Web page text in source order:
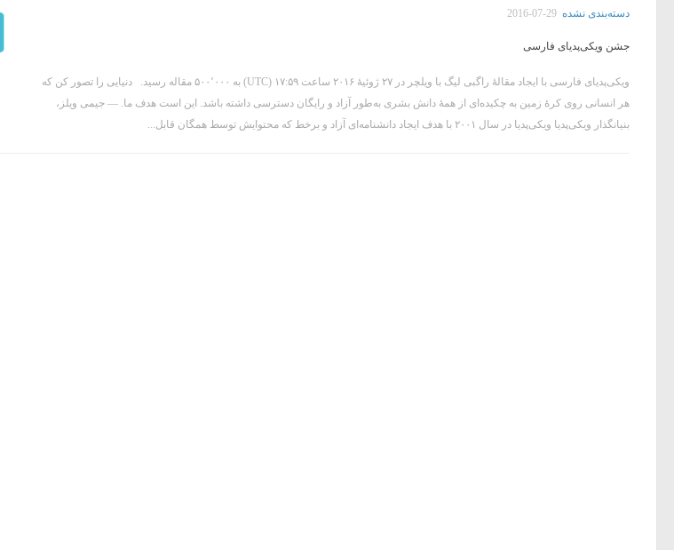
دسته‌بندی نشده 2016-07-29
جشن ویکی‌پدیای فارسی
ویکی‌پدیای فارسی با ایجاد مقالهٔ راگبی لیگ با ویلچر در ۲۷ ژوئیهٔ ۲۰۱۶ ساعت ۱۷:۵۹ (UTC) به ۵۰۰٬۰۰۰ مقاله رسید. دنیایی را تصور کن که
هر انسانی روی کرهٔ زمین به چکیده‌ای از همهٔ دانش بشری به‌طور آزاد و رایگان دسترسی داشته باشد. این است هدف ما. — جیمی ویلز،
بنیانگذار ویکی‌پدیا ویکی‌پدیا در سال ۲۰۰۱ با هدف ایجاد دانشنامه‌ای آزاد و برخط که محتوایش توسط همگان قابل...